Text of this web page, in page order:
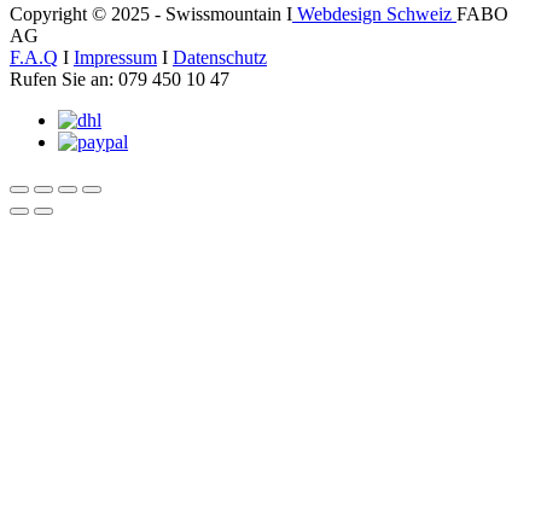
Copyright © 2025 - Swissmountain I Webdesign Schweiz FABO
AG
F.A.Q I Impressum I Datenschutz
Rufen Sie an: 079 450 10 47